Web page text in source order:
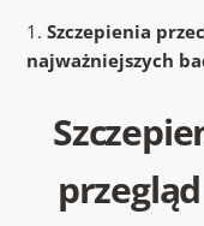
1. Szczepienia
najważniejszych